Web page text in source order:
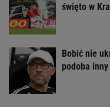
święto w
Bobić nie
podoba